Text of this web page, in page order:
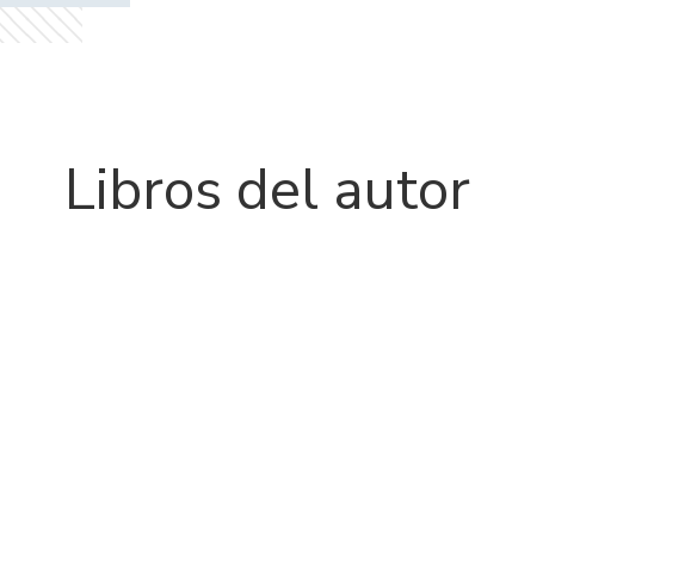
Libros del autor